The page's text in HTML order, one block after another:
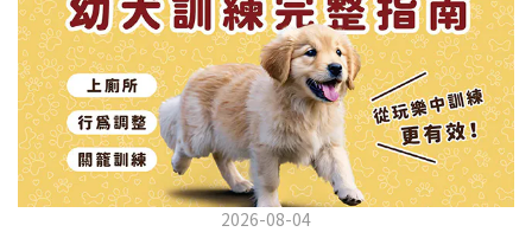
2026-08-04